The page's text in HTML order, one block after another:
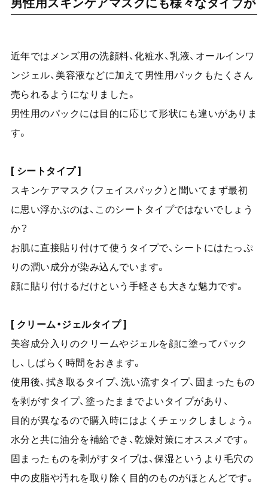
近年ではメンズ用の洗顔料、化粧水、乳液、オールインワ
ンジェル、美容液などに加えて男性用パックもたくさん
売られるようになりました。
男性用のパックには目的に応じて形状にも違いがありま
す。
[ シートタイプ ]
スキンケアマスク（フェイスパック）と聞いてまず最初
に思い浮かぶのは、このシートタイプではないでしょう
か？
お肌に直接貼り付けて使うタイプで、シートにはたっぷ
りの潤い成分が染み込んでいます。
顔に貼り付けるだけという手軽さも大きな魅力です。
[ クリーム・ジェルタイプ ]
美容成分入りのクリームやジェルを顔に塗ってパック
し、しばらく時間をおきます。
使用後、拭き取るタイプ、洗い流すタイプ、固まったもの
を剥がすタイプ、塗ったままでよいタイプがあり、
目的が異なるので購入時にはよくチェックしましょう。
水分と共に油分を補給でき、乾燥対策にオススメです。
固まったものを剥がすタイプは、保湿というより毛穴の
中の皮脂や汚れを取り除く目的のものがほとんどです。